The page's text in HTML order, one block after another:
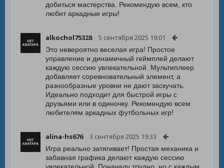
добиться мастерства. Рекомендую всем, кто
любит аркадные игры!
alkochol75328 5 сентября 2025 19:01
Это невероятно веселая игра! Простое
управление и динамичный геймплей делают
каждую сессию увлекательной. Мультиплеер
добавляет соревновательный элемент, а
разнообразные уровни не дают заскучать.
Идеально подходит для быстрой игры с
друзьями или в одиночку. Рекомендую всем
любителям аркадных футбольных игр!
alina-hs676 3 сентября 2025 19:33
Игра реально затягивает! Простая механика и
забавная графика делают каждую сессию